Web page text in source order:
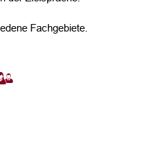
Fachgebiete.